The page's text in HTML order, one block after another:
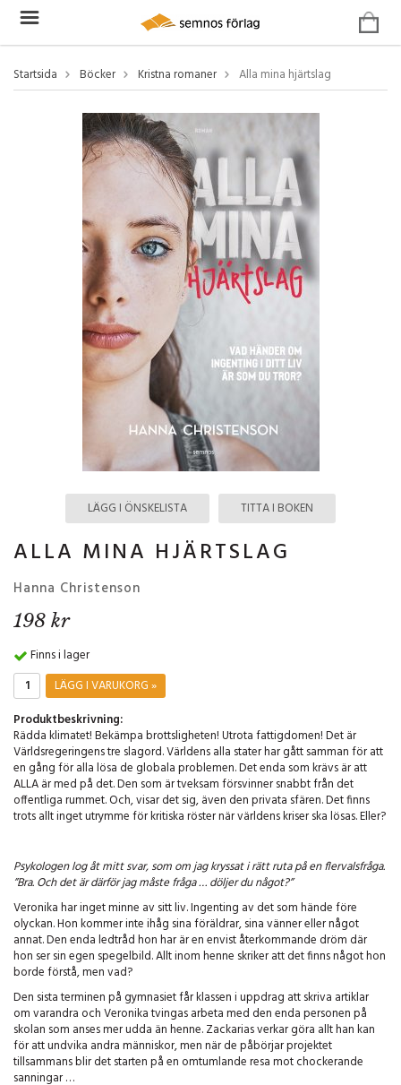
Startsida Böcker Kristna romaner Alla mina hjärtslag
LÄGG I ÖNSKELISTA TITTA I BOKEN
ALLA MINA HJÄRTSLAG
Hanna Christenson
198 kr
Finns i lager
LÄGG I VARUKORG »
Produktbeskrivning:
Rädda klimatet! Bekämpa brottsligheten! Utrota fattigdomen! Det är
Världsregeringens tre slagord. Världens alla stater har gått samman för att
en gång för alla lösa de globala problemen. Det enda som krävs är att
ALLA är med på det. Den som är tveksam försvinner snabbt från det
offentliga rummet. Och, visar det sig, även den privata sfären. Det finns
trots allt inget utrymme för kritiska röster när världens kriser ska lösas. Eller?
Psykologen log åt mitt svar, som om jag kryssat i rätt ruta på en flervalsfråga.
”Bra. Och det är därför jag måste fråga … döljer du något?”
Veronika har inget minne av sitt liv. Ingenting av det som hände före
olyckan. Hon kommer inte ihåg sina föräldrar, sina vänner eller något
annat. Den enda ledtråd hon har är en envist återkommande dröm där
hon ser sin egen spegelbild. Allt inom henne skriker att det finns något hon
borde förstå, men vad?
Den sista terminen på gymnasiet får klassen i uppdrag att skriva artiklar
om varandra och Veronika tvingas arbeta med den enda personen på
skolan som anses mer udda än henne. Zackarias verkar göra allt han kan
för att undvika andra människor, men när de påbörjar projektet
tillsammans blir det starten på en omtumlande resa mot chockerande
sanningar …